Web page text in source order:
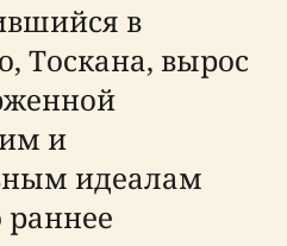
в
Тоскана, вырос
и
идеалам
раннее